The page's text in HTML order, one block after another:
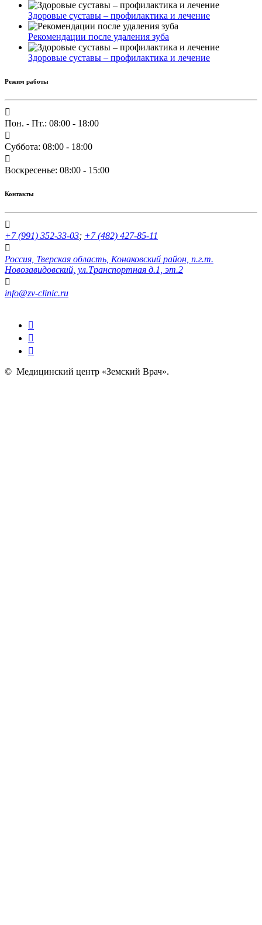
Здоровые суставы – профилактика и лечение
Рекомендации после удаления зуба
Здоровые суставы – профилактика и лечение
Режим работы
Пон. - Пт.: 08:00 - 18:00
Суббота: 08:00 - 18:00
Воскресенье: 08:00 - 15:00
Контакты
+7 (991) 352-33-03; +7 (482) 427-85-11
Россия, Тверская область, Конаковский район, п.г.т.
Новозавидовский, ул.Транспортная д.1, эт.2
info@zv-clinic.ru
© Медицинский центр «Земский Врач».